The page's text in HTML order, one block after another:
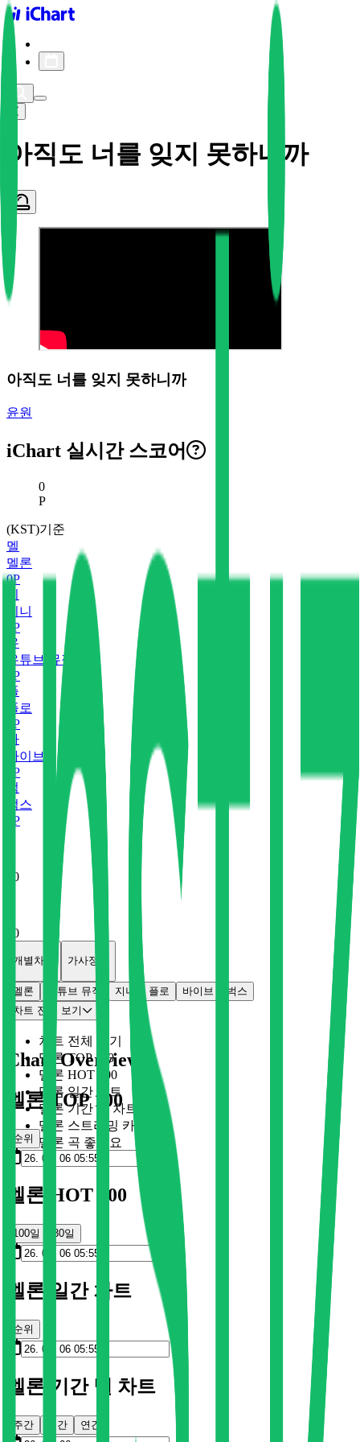
iChart logo
아직도 너를 잊지 못하니까
아직도 너를 잊지 못하니까
윤원
iChart 실시간 스코어
현재 스코어
0
P
(KST)기준
멜
멜론
0P
지니
P
유
유튜브 뮤직
P
플
플로
P
바
바이브
P
벅
벅스
P
0
0
개별차트 가사정보
멜론 유튜브 뮤직 지니 플로 바이브
벅스
차트 전체 보기
차트 전체 보기
멜론 TOP 100
멜론 HOT 100
멜론 일간 차트
멜론 기간 별 차트
멜론 스트리밍 카드
멜론 곡 좋아요
Chart Overview
멜론 TOP 100
순위
멜론 HOT 100
100일 30일
멜론 일간 차트
순위
멜론 기간 별 차트
주간 월간 연간